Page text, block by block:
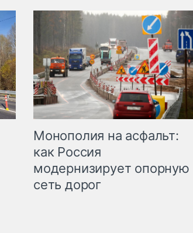
Монополия на асфальт:
как Россия
модернизирует опорную
сеть дорог